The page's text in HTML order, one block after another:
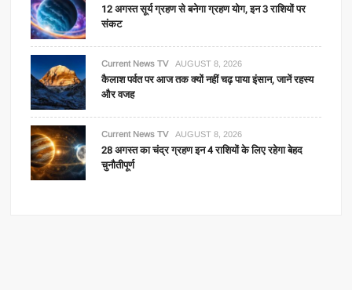
12 अगस्त सूर्य ग्रहण से बनेगा ग्रहण योग, इन 3 राशियों पर
संकट
Current News TV AUGUST 8, 2026
कैलाश पर्वत पर आज तक क्यों नहीं चढ़ पाया इंसान, जानें रहस्य
और वजह
Current News TV AUGUST 8, 2026
28 अगस्त का चंद्र ग्रहण इन 4 राशियों के लिए रहेगा बेहद
चुनौतीपूर्ण